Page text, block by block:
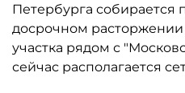
Петербурга собирается
досрочном
участка рядом с
сейчас располагается